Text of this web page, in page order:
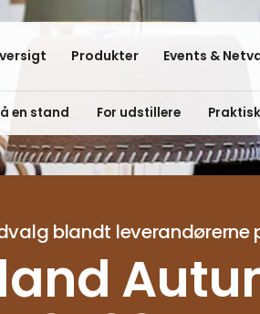
Produkter Events &
en stand For udstillere Praktisk
blandt leverandørerne